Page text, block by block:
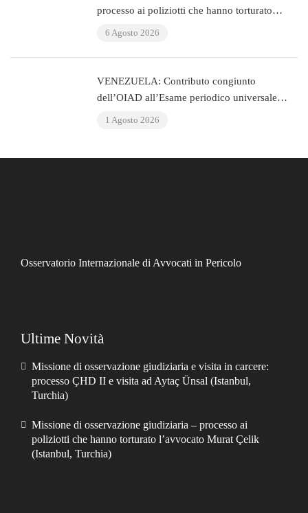
processo ai poliziotti che hanno torturato
6 Agosto 2026
VENEZUELA: Contributo congiunto
dell’OIAD all’Esame periodico universale
1 Agosto 2026
Osservatorio Internazionale di Avvocati in Pericolo
Ultime Novità
Missione di osservazione giudiziaria e visita in carcere:
processo ÇHD II e visita ad Aytaç Ünsal (Istanbul,
Turchia)
Missione di osservazione giudiziaria – processo ai
poliziotti che hanno torturato l’avvocato Murat Çelik
(Istanbul, Turchia)